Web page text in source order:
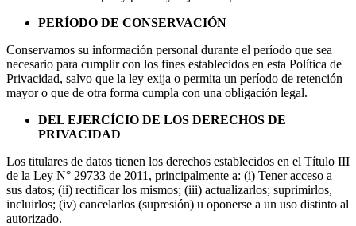
PERÍODO DE CONSERVACIÓN
Conservamos su información personal durante el período que sea
necesario para cumplir con los fines establecidos en esta Política de
Privacidad, salvo que la ley exija o permita un período de retención
mayor o que de otra forma cumpla con una obligación legal.
DEL EJERCÍCIO DE LOS DERECHOS DE
PRIVACIDAD
Los titulares de datos tienen los derechos establecidos en el Título III
de la Ley N° 29733 de 2011, principalmente a: (i) Tener acceso a
sus datos; (ii) rectificar los mismos; (iii) actualizarlos; suprimirlos,
incluirlos; (iv) cancelarlos (supresión) u oponerse a un uso distinto al
autorizado.